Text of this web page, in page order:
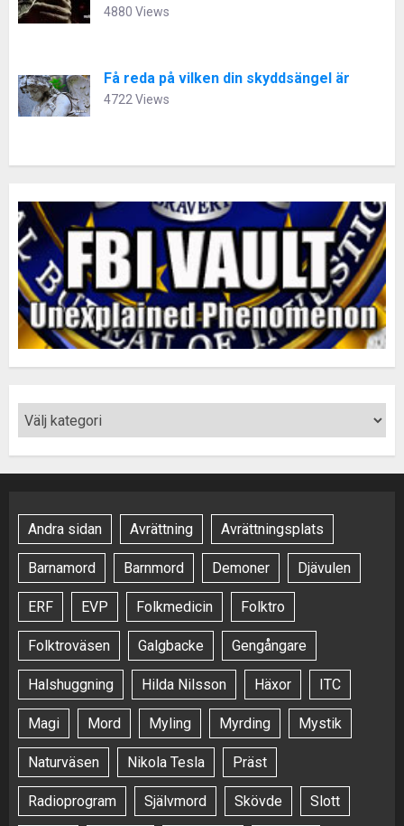
4880 Views
Få reda på vilken din skyddsängel är
4722 Views
Andra sidan Avrättning Avrättningsplats
Barnamord Barnmord Demoner Djävulen
ERF EVP Folkmedicin Folktro
Folktroväsen Galgbacke Gengångare
Halshuggning Hilda Nilsson Häxor ITC
Magi Mord Myling Myrding Mystik
Naturväsen Nikola Tesla Präst
Radioprogram Självmord Skövde Slott